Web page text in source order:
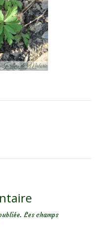
Les champs